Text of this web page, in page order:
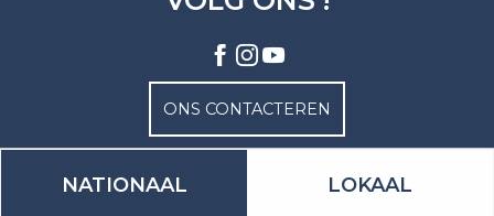
ONS CONTACTEREN
NATIONAAL LOKAAL